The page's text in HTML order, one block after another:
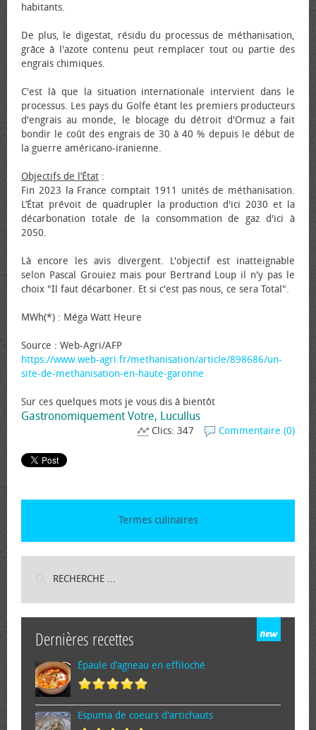
habitants.
De plus, le digestat, résidu du processus de méthanisation,
grâce à l'azote contenu peut remplacer tout ou partie des
engrais chimiques.
C'est là que la situation internationale intervient dans le
processus. Les pays du Golfe étant les premiers producteurs
d'engrais au monde, le blocage du détroit d'Ormuz a fait
bondir le coût des engrais de 30 à 40 % depuis le début de
la guerre américano-iranienne.
Objectifs de l’État :
Fin 2023 la France comptait 1911 unités de méthanisation.
L’État prévoit de quadrupler la production d'ici 2030 et la
décarbonation totale de la consommation de gaz d'ici à
2050.
Là encore les avis divergent. L'objectif est inatteignable
selon Pascal Grouiez mais pour Bertrand Loup il n'y pas le
choix "Il faut décarboner. Et si c'est pas nous, ce sera Total".
MWh(*) : Méga Watt Heure
Source : Web-Agri/AFP
https://www.web-agri.fr/methanisation/article/898686/un-
site-de-methanisation-en-haute-garonne
Sur ces quelques mots je vous dis à bientôt
Gastronomiquement Votre, Lucullus
Commentaire (0)
Clics: 347
Termes culinaires
Dernières recettes
Épaule d’agneau en effiloché
Espuma de cœurs d'artichauts